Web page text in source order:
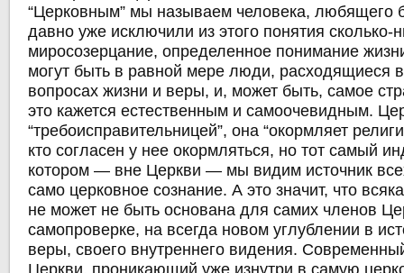
“Церковным” мы называем человека, любящего
давно уже исключили из этого понятия сколько-
миросозерцание, определенное понимание
могут быть в равной мере люди, расходящиеся
вопросах жизни и веры, и, может быть, самое
это кажется естественным и самоочевидным.
“требоисправительницей”, она “окормляет
кто согласен у нее окормляться, но тот самый
котором — вне Церкви — мы видим источник
само церковное сознание. А это значит, что
не может не быть основана для самих членов
самопроверке, на всегда новом углублении в
веры, своего внутреннего видения.